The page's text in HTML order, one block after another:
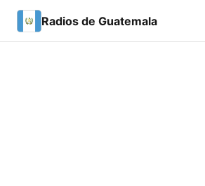
Radios de Guatemala